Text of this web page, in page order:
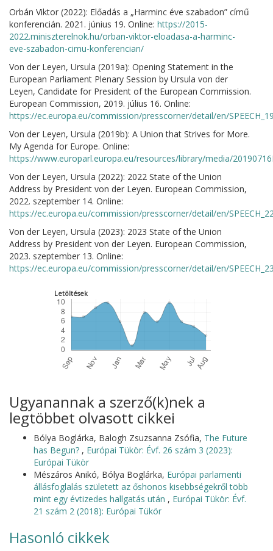
Orbán Viktor (2022): Előadás a „Harminc éve szabadon” című
konferencián. 2021. június 19. Online: https://2015-
2022.miniszterelnok.hu/orban-viktor-eloadasa-a-harminc-
eve-szabadon-cimu-konferencian/
Von der Leyen, Ursula (2019a): Opening Statement in the
European Parliament Plenary Session by Ursula von der
Leyen, Candidate for President of the European Commission.
European Commission, 2019. július 16. Online:
https://ec.europa.eu/commission/presscorner/detail/en/
Von der Leyen, Ursula (2019b): A Union that Strives for More.
My Agenda for Europe. Online:
https://www.europarl.europa.eu/resources/library/media/
Von der Leyen, Ursula (2022): 2022 State of the Union
Address by President von der Leyen. European Commission,
2022. szeptember 14. Online:
https://ec.europa.eu/commission/presscorner/detail/en/
Von der Leyen, Ursula (2023): 2023 State of the Union
Address by President von der Leyen. European Commission,
2023. szeptember 13. Online:
https://ec.europa.eu/commission/presscorner/detail/en/
Letöltések
Ugyanannak a szerző(k)nek a
legtöbbet olvasott cikkei
Bólya Boglárka, Balogh Zsuzsanna Zsófia, The Future
has Begun? , Európai Tükör: Évf. 26 szám 3 (2023):
Európai Tükör
Mészáros Anikó, Bólya Boglárka, Európai parlamenti
állásfoglalás született az őshonos kisebbségekről több
mint egy évtizedes hallgatás után , Európai Tükör: Évf.
21 szám 2 (2018): Európai Tükör
Hasonló cikkek